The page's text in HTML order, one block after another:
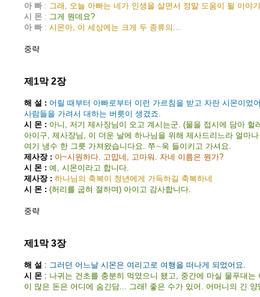
아 빠 : 그래, 오늘 아빠는 네가 인생을 살면서 정말 도움이 될 이야
시 몬 : 그게 뭔데요?
아 빠 : 시몬아, 이 세상에는 크게 두 종류의...
중략
제1막 2장
해 설 : 어릴 때부터 아빠로부터 이런 가르침을 받고 자란 시몬이었
사람들을 가려서 대하는 버릇이 생겼죠.
시 몬 : 아니, 저기 제사장님이 오고 계시는군. (물을 접시에 담아 헐
아이구, 제사장님, 이 더운 날에 하나님을 위해 제사드리느라 얼마
여기 냉수 한 그릇 가져왔습니다요. 쭈∼욱 들이키고 가셔요.
제사장 : 아~시원하다. 고맙네, 고마워. 자네 이름은 뭔가?
시 몬 : 예, 시몬이라고 합니다.
제사장 : 하나님의 축복이 청년에게 가득하길 축복하네
시 몬 : (허리를 굽혀 절하며) 아이고 감사합니다.
중략
제1막 3장
해 설 : 그러던 어느날 시몬은 여리고로 여행을 떠나게 되었어요.
시 몬 : 나귀는 건초를 충분히 먹였으니 됐고, 중간에 마실 물푸대는
이 많은 돈은 어디에 숨긴담... 그래! 좋은 수가 있어. 어머니의 긴